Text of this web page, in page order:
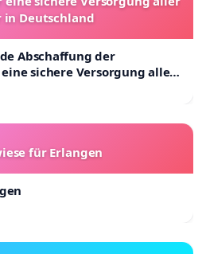
in Deutschland
Abschaffung der
sichere Versorgung aller
für Erlangen